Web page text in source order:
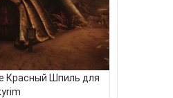
Красный Шпиль для